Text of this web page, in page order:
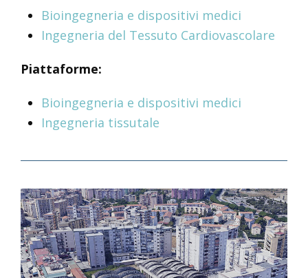
Bioingegneria e dispositivi medici
Ingegneria del Tessuto Cardiovascolare
Piattaforme:
Bioingegneria e dispositivi medici
Ingegneria tissutale